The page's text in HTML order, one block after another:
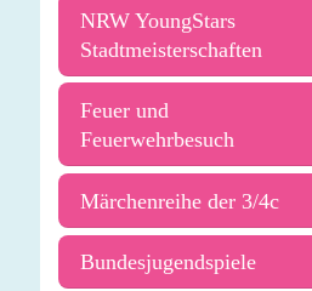
NRW YoungStars
Stadtmeisterschaften
Feuer und
Feuerwehrbesuch
Märchenreihe der 3/4c
Bundesjugendspiele